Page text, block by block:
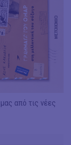
από τις νέες